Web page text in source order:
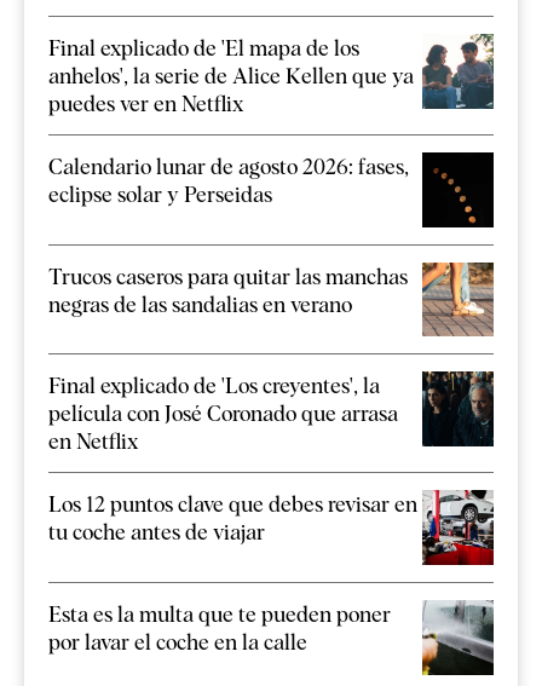
Final explicado de 'El mapa de los
anhelos', la serie de Alice Kellen que ya
puedes ver en Netflix
Calendario lunar de agosto 2026: fases,
eclipse solar y Perseidas
Trucos caseros para quitar las manchas
negras de las sandalias en verano
Final explicado de 'Los creyentes', la
película con José Coronado que arrasa
en Netflix
Los 12 puntos clave que debes revisar en
tu coche antes de viajar
Esta es la multa que te pueden poner
por lavar el coche en la calle